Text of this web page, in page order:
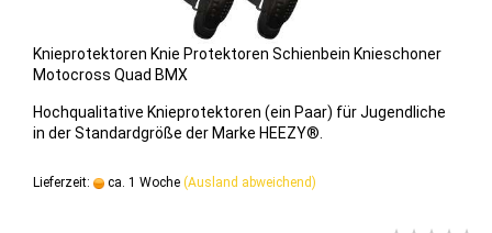
Knie­pro­tek­to­ren Knie Pro­tek­to­ren Schien­bein Knie­scho­ner
Mo­to­cross Quad BMX
Hoch­qua­li­ta­ti­ve Knie­pro­tek­to­ren (ein Paar) für Ju­gend­li­che
in der Stan­dard­grö­ße der Marke HEEZY®.
Lieferzeit: ca. 1 Woche (Ausland abweichend)